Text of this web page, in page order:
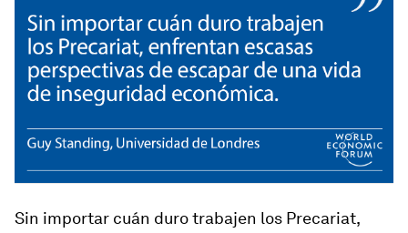
Sin importar cuán duro trabajen los Precariat,